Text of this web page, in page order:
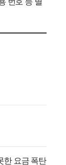
한 요금 폭탄